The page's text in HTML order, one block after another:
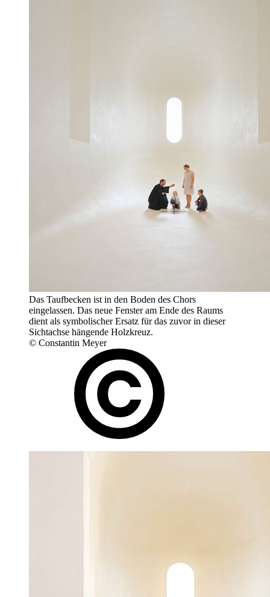
Das Taufbecken ist in den Boden des Chors
eingelassen. Das neue Fenster am Ende des Raums
dient als symbolischer Ersatz für das zuvor in dieser
Sichtachse hängende Holzkreuz.
© Constantin Meyer